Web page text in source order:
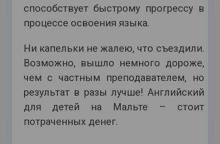
способствует быстрому прогрессу в
процессе освоения языка.
Ни капельки не жалею, что съездили.
Возможно, вышло немного дороже,
чем с частным преподавателем, но
результат в разы лучше! Английский
для детей на Мальте – стоит
потраченных денег.